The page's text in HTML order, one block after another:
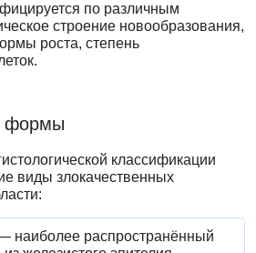
по различным
строение новообразования,
роста, степень
формы
классификации
виды злокачественных
наиболее распространённый